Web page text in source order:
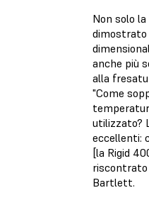
Non solo la
dimostrato
anche più
alla
"Come
utilizzato?
eccellenti:
[la Rigid
Bartlett.